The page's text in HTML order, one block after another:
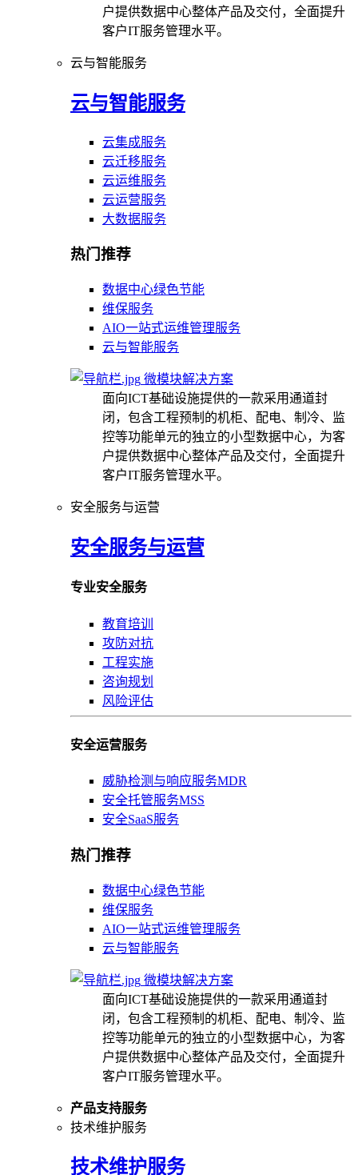
户提供数据中心整体产品及交付，全面提升
客户IT服务管理水平。
云与智能服务
云与智能服务
云集成服务
云迁移服务
云运维服务
云运营服务
大数据服务
热门推荐
数据中心绿色节能
维保服务
AIO一站式运维管理服务
云与智能服务
微模块解决方案
面向ICT基础设施提供的一款采用通道封
闭，包含工程预制的机柜、配电、制冷、监
控等功能单元的独立的小型数据中心，为客
户提供数据中心整体产品及交付，全面提升
客户IT服务管理水平。
安全服务与运营
安全服务与运营
专业安全服务
教育培训
攻防对抗
工程实施
咨询规划
风险评估
安全运营服务
威胁检测与响应服务MDR
安全托管服务MSS
安全SaaS服务
热门推荐
数据中心绿色节能
维保服务
AIO一站式运维管理服务
云与智能服务
微模块解决方案
面向ICT基础设施提供的一款采用通道封
闭，包含工程预制的机柜、配电、制冷、监
控等功能单元的独立的小型数据中心，为客
户提供数据中心整体产品及交付，全面提升
客户IT服务管理水平。
产品支持服务
技术维护服务
技术维护服务